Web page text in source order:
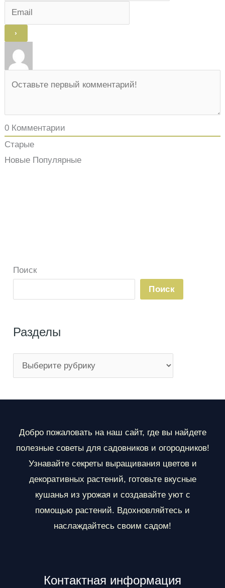
0 Комментарии
Старые
Новые Популярные
Поиск
Поиск
Разделы
а
л
Добро пожаловать на наш сайт, где вы найдете
полезные советы для садовников и огородников!
Узнавайте секреты выращивания цветов и
декоративных растений, готовьте вкусные
кушанья из урожая и создавайте уют с
помощью растений. Вдохновляйтесь и
наслаждайтесь своим садом!
Контактная информация